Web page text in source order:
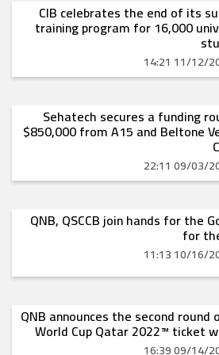
CIB celebrates the end of its
training program for 16,000
Sehatech secures a funding
$850,000 from A15 and Beltone
QNB, QSCCB join hands for the
for
QNB announces the second round
World Cup Qatar 2022™ ticket